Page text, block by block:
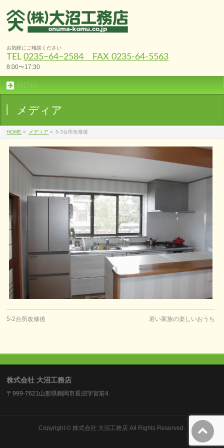
お気軽にご相談ください
TEL0235−64−2584 FAX 0235-64-5563
8:00〜17:30
MENU
メディア
HOME » メディア » 5-3台所改修後
5-2台所改修後 若い家族の楽しいおうち
株式会社 大沼工務店
〒999-7621山形県鶴岡市長沼字宮前4
Copyright ©株式会社 大沼工務店 All Rights Reserved.